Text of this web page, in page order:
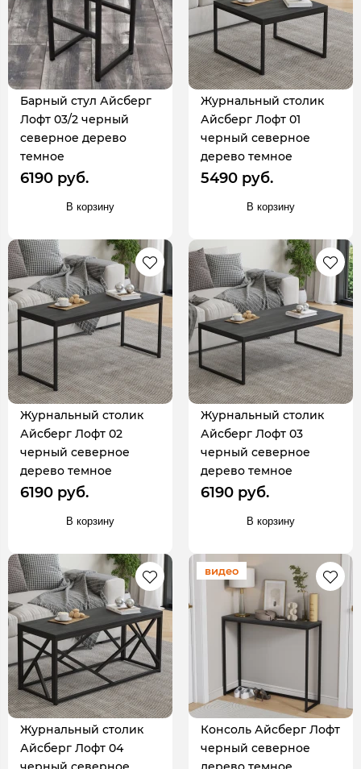
Барный стул Айсберг
Лофт 03/2 черный
северное дерево
темное
6190 руб.
В корзину
Журнальный столик
Айсберг Лофт 01
черный северное
дерево темное
5490 руб.
В корзину
Журнальный столик
Айсберг Лофт 02
черный северное
дерево темное
6190 руб.
В корзину
Журнальный столик
Айсберг Лофт 03
черный северное
дерево темное
6190 руб.
В корзину
Журнальный столик
Айсберг Лофт 04
видео
Консоль Айсберг Лофт
черный северное